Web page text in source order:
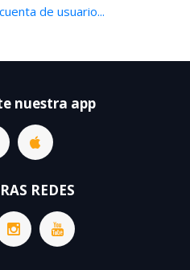
de usuario...
nuestra app
REDES